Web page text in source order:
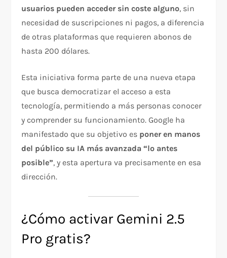
usuarios pueden acceder sin coste alguno, sin
necesidad de suscripciones ni pagos, a diferencia
de otras plataformas que requieren abonos de
hasta 200 dólares.
Esta iniciativa forma parte de una nueva etapa
que busca democratizar el acceso a esta
tecnología, permitiendo a más personas conocer
y comprender su funcionamiento. Google ha
manifestado que su objetivo es poner en manos
del público su IA más avanzada “lo antes
posible”, y esta apertura va precisamente en esa
dirección.
¿Cómo activar Gemini 2.5
Pro gratis?